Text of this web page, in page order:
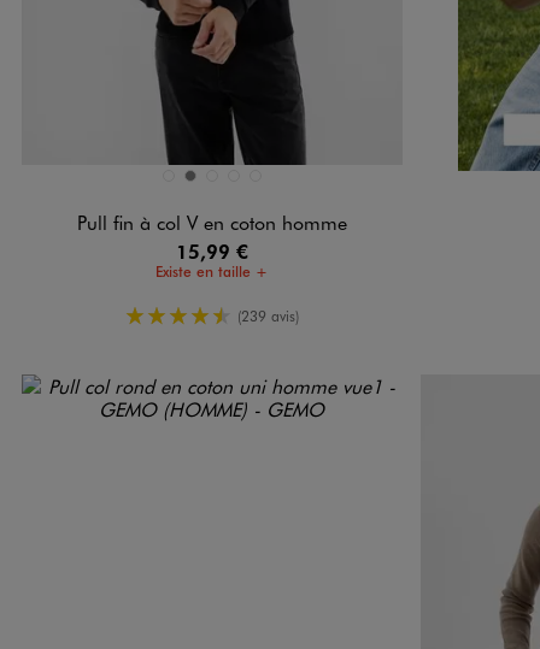
Disponible en 5 coloris
BLEU STANDARD
GRIS
Pull fin à col V en coton homme
15,99 €
Existe en taille +
4.5/5 de moyenne
(239 avis)